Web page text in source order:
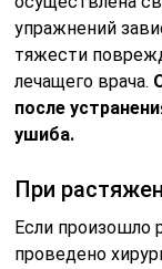
упражнений
тяжести
лечащего врача.
после
ушиба.
При
Если произошло
проведено